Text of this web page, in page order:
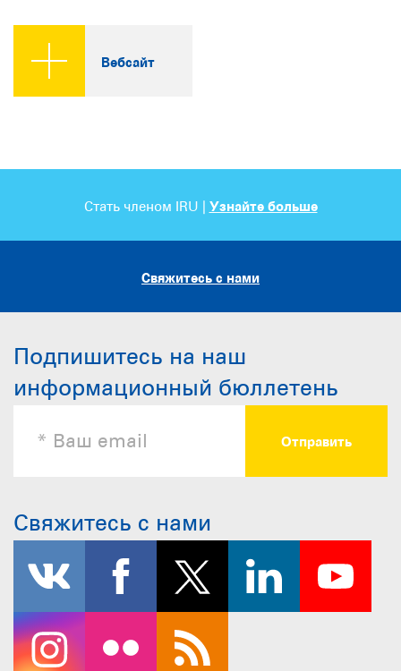
Вебсайт
Стать членом IRU | Узнайте больше
Свяжитесь с нами
Подпишитесь на наш
информационный бюллетень
Свяжитесь с нами